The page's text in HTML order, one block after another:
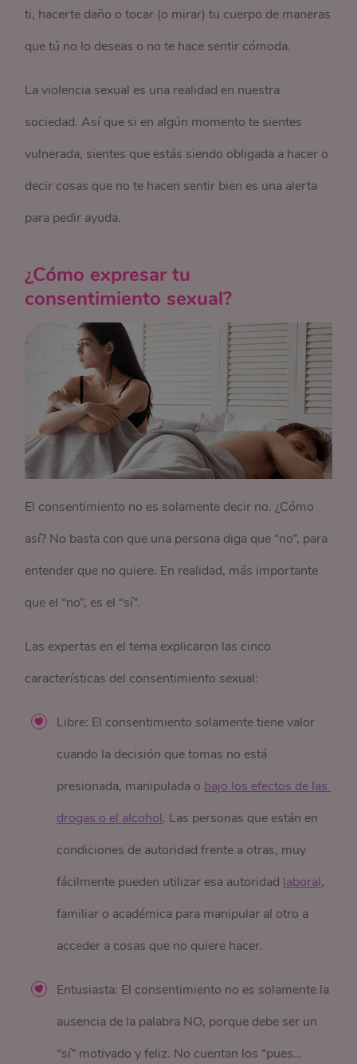
ti, hacerte daño o tocar (o mirar) tu cuerpo de maneras
que tú no lo deseas o no te hace sentir cómoda.
La violencia sexual es una realidad en nuestra
sociedad. Así que si en algún momento te sientes
vulnerada, sientes que estás siendo obligada a hacer o
decir cosas que no te hacen sentir bien es una alerta
para pedir ayuda.
¿Cómo expresar tu
consentimiento sexual?
El consentimiento no es solamente decir no. ¿Cómo
así? No basta con que una persona diga que “no”, para
entender que no quiere. En realidad, más importante
que el “no”, es el “sí”.
Las expertas en el tema explicaron las cinco
características del consentimiento sexual:
Libre: El consentimiento solamente tiene valor
cuando la decisión que tomas no está
presionada, manipulada obajo los efectos de las
drogas o el alcohol. Las personas que están en
condiciones de autoridad frente a otras, muy
fácilmente pueden utilizar esa autoridadlaboral,
familiar o académica para manipular al otro a
acceder a cosas que no quiere hacer.
Entusiasta: El consentimiento no es solamente la
ausencia de la palabra NO, porque debe ser un
“sí” motivado y feliz. No cuentan los “pues…